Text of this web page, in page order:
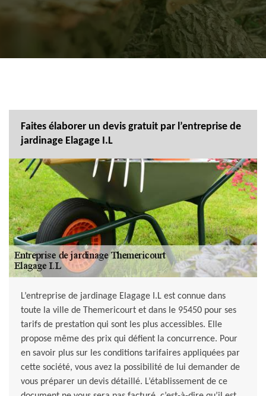
Faites élaborer un devis gratuit par l’entreprise de
jardinage Elagage I.L
L’entreprise de jardinage Elagage I.L est connue dans
toute la ville de Themericourt et dans le 95450 pour ses
tarifs de prestation qui sont les plus accessibles. Elle
propose même des prix qui défient la concurrence. Pour
en savoir plus sur les conditions tarifaires appliquées par
cette société, vous avez la possibilité de lui demander de
vous préparer un devis détaillé. L’établissement de ce